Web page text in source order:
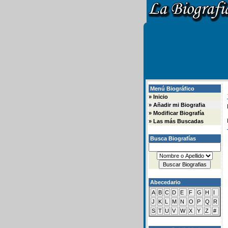
Menú Biográfico
» Inicio
» Añadir mi Biografia
» Modificar Biografía
» Las más Buscadas
Busca Biografías
Abecedario
A B C D E F G H
I
J
K L M N O P Q
R
S T U V W X Y Z #